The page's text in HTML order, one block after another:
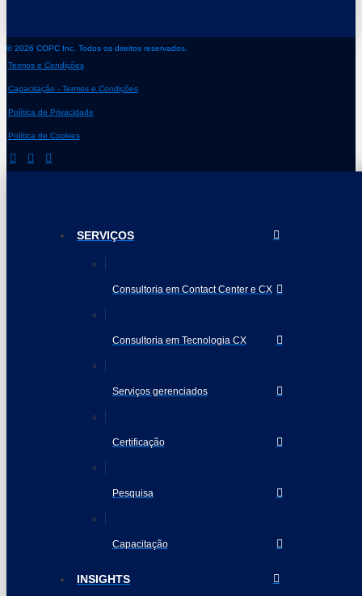
© 2026 COPC Inc. Todos os direitos reservados.
Termos e Condições
Capacitação - Termos e Condições
Política de Privacidade
Política de Cookies
SERVIÇOS
Consultoria em Contact Center e CX
Consultoria em Tecnologia CX
Serviços gerenciados
Certificação
Pesquisa
Capacitação
INSIGHTS